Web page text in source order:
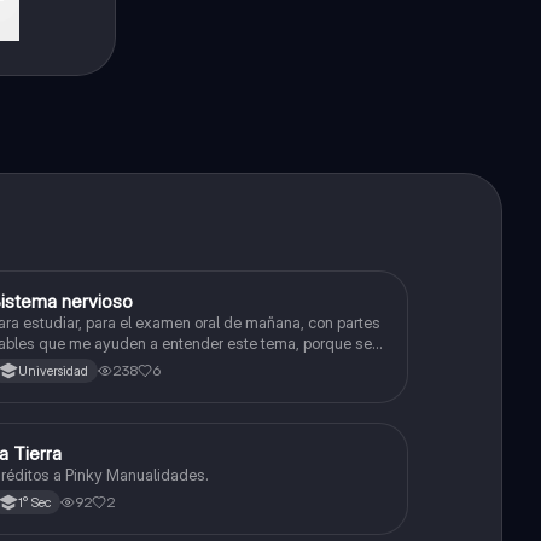
Biología nervioso
estudiar, para el examen oral de mañana, con partes
que me ayuden a entender este tema, porque se
me complica un poco ya que el tema es muy extenso y
quisiera poder lograr entenderlo mucho mejor con ayuda
Universidad 238 6
Biología
Tierra
a Pinky Manualidades.
1° Sec 92 2